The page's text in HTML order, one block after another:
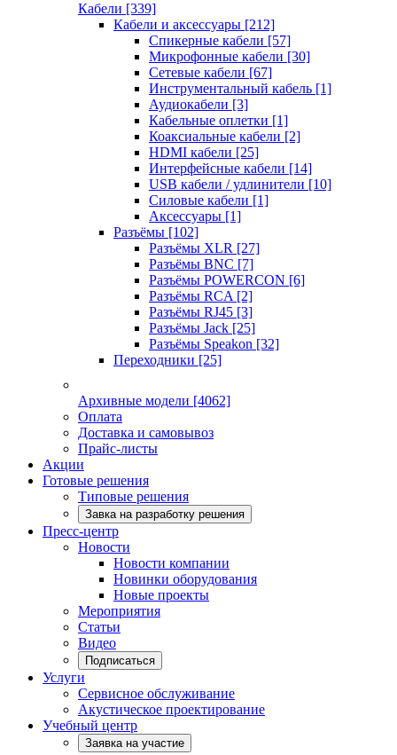
Кабели [339]
Кабели и аксессуары [212]
Спикерные кабели [57]
Микрофонные кабели [30]
Сетевые кабели [67]
Инструментальный кабель [1]
Аудиокабели [3]
Кабельные оплетки [1]
Коаксиальные кабели [2]
HDMI кабели [25]
Интерфейсные кабели [14]
USB кабели / удлинители [10]
Силовые кабели [1]
Аксессуары [1]
Разъёмы [102]
Разъёмы XLR [27]
Разъёмы BNC [7]
Разъёмы POWERCON [6]
Разъёмы RCA [2]
Разъёмы RJ45 [3]
Разъёмы Jack [25]
Разъёмы Speakon [32]
Переходники [25]
Архивные модели [4062]
Оплата
Доставка и самовывоз
Прайс-листы
Акции
Готовые решения
Типовые решения
Завка на разработку решения
Пресс-центр
Новости
Новости компании
Новинки оборудования
Новые проекты
Мероприятия
Статьи
Видео
Подписаться
Услуги
Сервисное обслуживание
Акустическое проектирование
Учебный центр
Заявка на участие